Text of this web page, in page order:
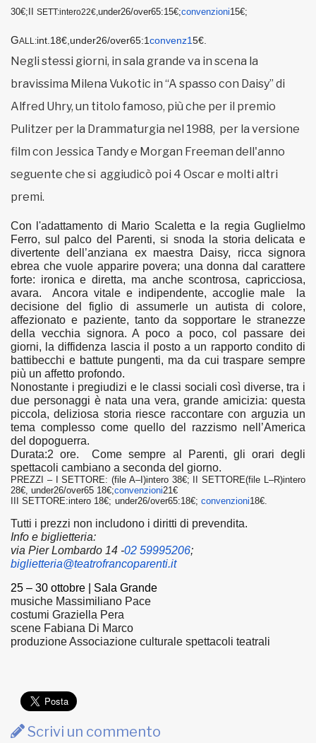
30€;II SETT:intero22€, under26/over65:15€;convenzioni15€;
GALL:int.18€,under26/over65:1convenz15€.
Negli stessi giorni, in sala grande va in scena la
bravissima Milena Vukotic in “A spasso con Daisy” di
Alfred Uhry, un titolo famoso, più che per il premio
Pulitzer per la Drammaturgia nel 1988, per la versione
film con Jessica Tandy e Morgan Freeman dell'anno
seguente che si aggiudicò poi 4 Oscar e molti altri
premi.
Con l'adattamento di Mario Scaletta e la regia Guglielmo
Ferro, sul palco del Parenti, si snoda la storia delicata e
divertente dell’anziana ex maestra Daisy, ricca signora
ebrea che vuole apparire povera; una donna dal carattere
forte: ironica e diretta, ma anche scontrosa, capricciosa,
avara. Ancora vitale e indipendente, accoglie male la
decisione del figlio di assumerle un autista di colore,
affezionato e paziente, tanto da sopportare le stranezze
della vecchia signora. A poco a poco, col passare dei
giorni, la diffidenza lascia il posto a un rapporto condito di
battibecchi e battute pungenti, ma da cui traspare sempre
più un affetto profondo.
Nonostante i pregiudizi e le classi sociali così diverse, tra i
due personaggi è nata una vera, grande amicizia: questa
piccola, deliziosa storia riesce raccontare con arguzia un
tema complesso come quello del razzismo nell’America
del dopoguerra.
Durata:2 ore. Come sempre al Parenti, gli orari degli
spettacoli cambiano a seconda del giorno.
PREZZI – I SETTORE: (file A–I)intero 38€; IISETTORE(file L–R)intero
28€, under26/over65 18€;convenzioni21€
III SETTORE:intero 18€; under26/over65:18€; convenzioni18€.
Tutti i prezzi non includono i diritti di prevendita.
Info e biglietteria:
via Pier Lombardo 14 -02 59995206;
biglietteria@teatrofrancoparenti.it
25 – 30 ottobre | Sala Grande
musiche Massimiliano Pace
costumi Graziella Pera
scene Fabiana Di Marco
produzione Associazione culturale spettacoli teatrali
Scrivi un commento